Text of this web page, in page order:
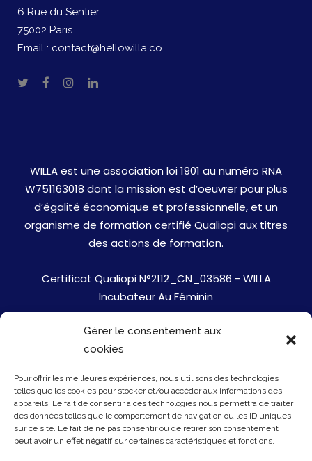
Gérer le consentement aux
cookies
Pour offrir les meilleures expériences, nous utilisons des technologies
telles que les cookies pour stocker et/ou accéder aux informations des
appareils. Le fait de consentir à ces technologies nous permettra de traiter
des données telles que le comportement de navigation ou les ID uniques
sur ce site. Le fait de ne pas consentir ou de retirer son consentement
peut avoir un effet négatif sur certaines caractéristiques et fonctions.
6 Rue du Sentier
75002 Paris
Email : contact@hellowilla.co
WILLA est une association loi 1901 au numéro RNA
W751163018 dont la mission est d’oeuvrer pour plus
d’égalité économique et professionnelle, et un
organisme de formation certifié Qualiopi aux titres
des actions de formation.
Certificat Qualiopi N°2112_CN_03586 - WILLA
Incubateur Au Féminin
Jobs
Mentions Légales
Politique de cookies
Presse